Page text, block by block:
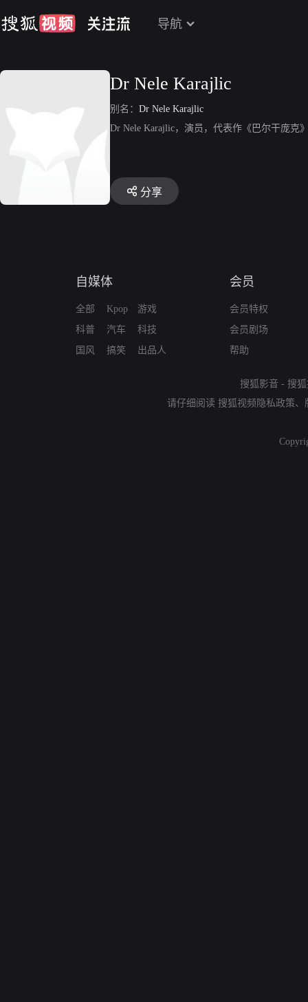
导航
Dr Nele Karajlic
别名： Dr Nele Karajlic
Dr Nele Karajlic，演员，代表作《巴尔干庞克
分享
自媒体
全部
科普
国风
Kpop
汽车
搞笑
游戏
科技
出品人
会员
会员特权
会员剧场
帮助
搜狐影音 - 搜
请仔细阅读 搜狐视频隐私政策、